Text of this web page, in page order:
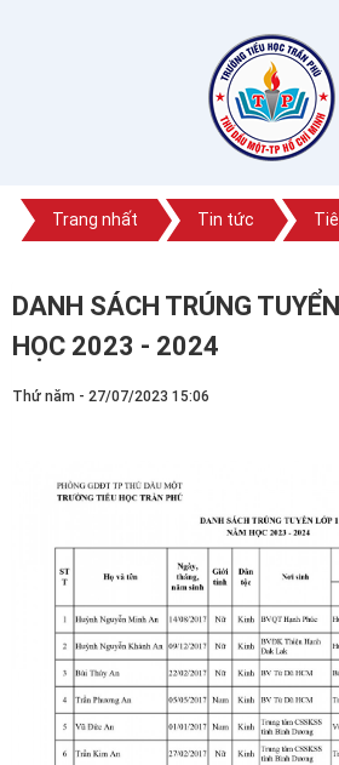
Trang nhất Tin tức
DANH SÁCH TRÚNG
HỌC 2023 - 2024
Thứ năm - 27/07/2023 15:06